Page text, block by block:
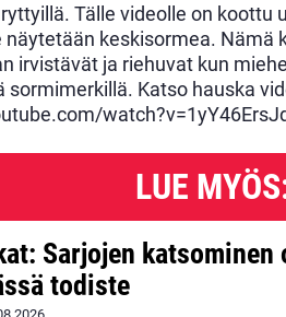
Tälle videolle on koottu
näytetään keskisormea. Nämä
irvistävät ja riehuvat kun
sormimerkillä. Katso hauska
LUE
Sarjojen katsominen
todiste